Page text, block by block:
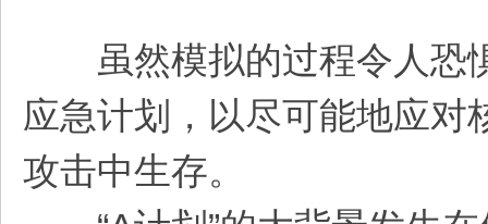
虽然模拟的过程令人恐惧
应急计划，以尽可能地应对
攻击中生存。